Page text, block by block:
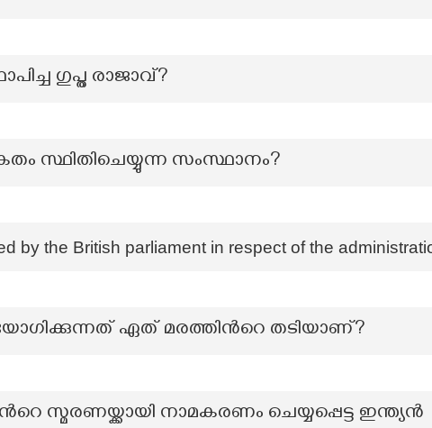
ഗുപ്ത രാജാവ്?
സ്ഥിതിചെയ്യുന്ന സംസ്ഥാനം?
by the British parliament in respect of the
ഏത് മരത്തിൻറെ തടിയാണ്?
സ്മരണയ്ക്കായി നാമകരണം ചെയ്യപ്പെട്ട ഇന്ത്യൻ